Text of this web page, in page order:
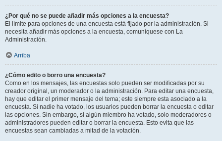
¿Por qué no se puede añadir más opciones a la encuesta?
El límite para opciones de una encuesta está fijado por la administración. Si
necesita añadir más opciones a la encuesta, comuníquese con La
Administración.
Arriba
¿Cómo edito o borro una encuesta?
Como en los mensajes, las encuestas solo pueden ser modificadas por su
creador original, un moderador o la administración. Para editar una encuesta,
hay que editar el primer mensaje del tema; este siempre esta asociado a la
encuesta. Si nadie ha votado, los usuarios pueden borrar la encuesta o editar
las opciones. Sin embargo, si algún miembro ha votado, solo moderadores o
administradores pueden editar o borrar la encuesta. Esto evita que las
encuestas sean cambiadas a mitad de la votación.